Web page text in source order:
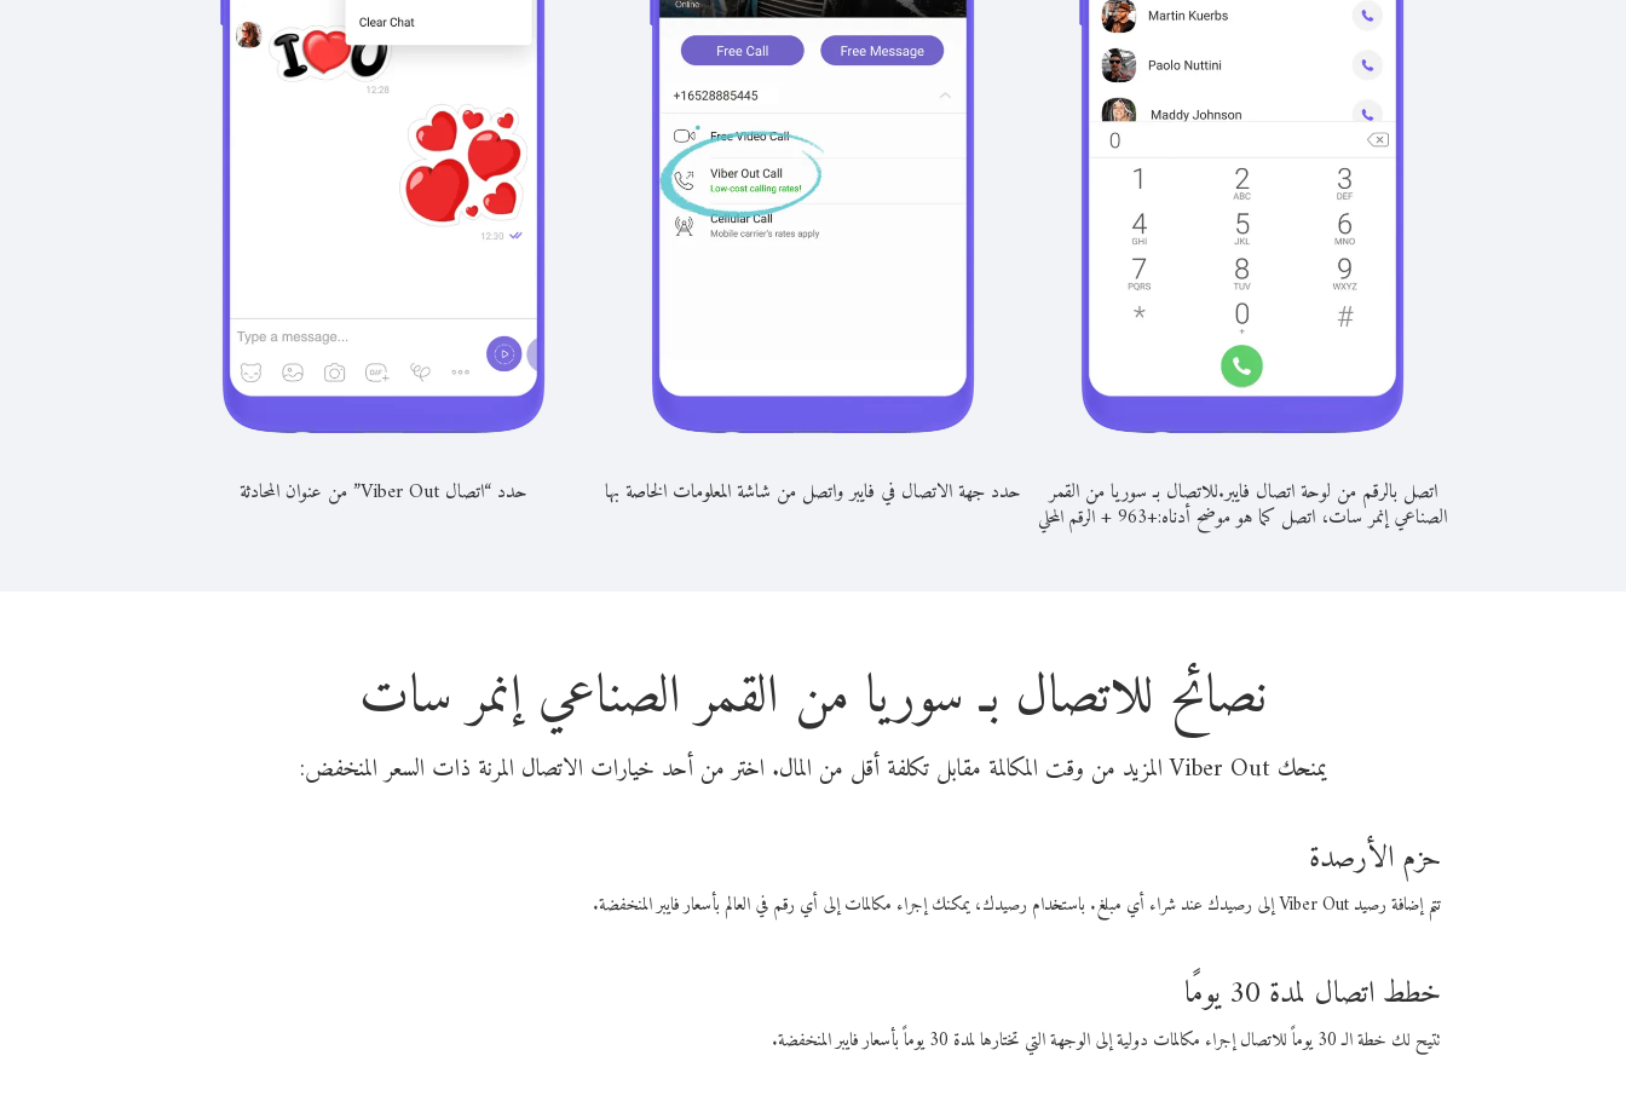
اتصل بالرقم من لوحة اتصال فايبر.للاتصال بـ سوريا من القمر
الصناعي إنمر سات، اتصل كما هو موضح أدناه:+
963
+الرقم المحلي
حدد جهة الاتصال في فايبر واتصل من شاشة المعلومات الخاصة بها حدد “اتصال Viber Out” من عنوان المحادثة
نصائح للاتصال بـ سوريا من القمر الصناعي إنمر سات
يمنحك Viber Out المزيد من وقت المكالمة مقابل تكلفة أقل من المال. اختر من أحد خيارات الاتصال المرنة ذات السعر المنخفض:
حزم الأرصدة
تتم إضافة رصيد Viber Out إلى رصيدك عند شراء أي مبلغ. باستخدام رصيدك، يمكنك إجراء مكالمات إلى أي رقم في العالم بأسعار فايبر المنخفضة.
خطط اتصال لمدة 30 يومًا
تتيح لك خطة الـ 30 يوماً للاتصال إجراء مكالمات دولية إلى الوجهة التي تختارها لمدة 30 يوماً بأسعار فايبر المنخفضة.